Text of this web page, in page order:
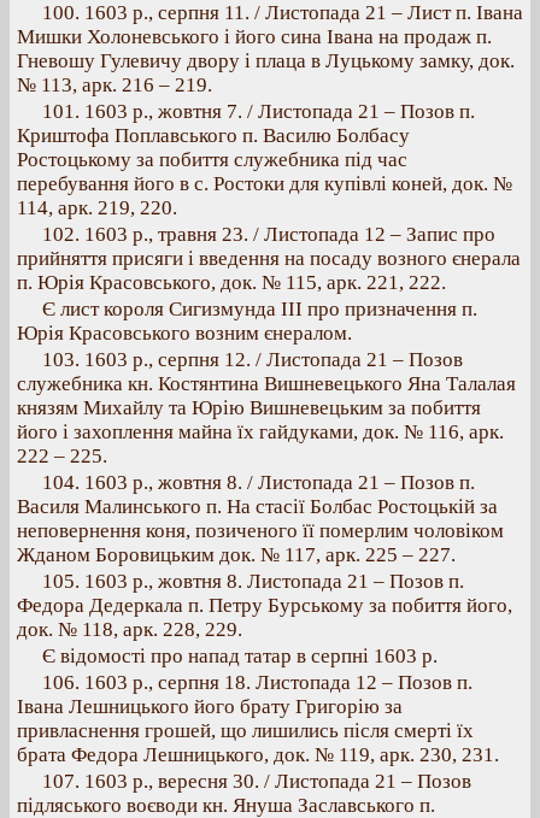
100. 1603 p., серпня 11. / Листопада 21 – Лист п. Івана
Мишки Холоневського і його сина Івана на продаж п.
Гневошу Гулевичу двору і плаца в Луцькому замку, док.
№ 113, арк. 216 – 219.
101. 1603 p., жовтня 7. / Листопада 21 – Позов п.
Криштофа Поплавського п. Василю Болбасу
Ростоцькому за побиття служебника під час
перебування його в с. Ростоки для купівлі коней, док. №
114, арк. 219, 220.
102. 1603 p., травня 23. / Листопада 12 – Запис про
прийняття присяги і введення на посаду возного єнерала
п. Юрія Красовського, док. № 115, арк. 221, 222.
Є лист короля Сигизмунда III про призначення п.
Юрія Красовського возним єнералом.
103. 1603 p., серпня 12. / Листопада 21 – Позов
служебника кн. Костянтина Вишневецького Яна Талалая
князям Михайлу та Юрію Вишневецьким за побиття
його і захоплення майна їх гайдуками, док. № 116, арк.
222 – 225.
104. 1603 p., жовтня 8. / Листопада 21 – Позов п.
Василя Малинського п. На стасії Болбас Ростоцькій за
неповернення коня, позиченого її померлим чоловіком
Жданом Боровицьким док. № 117, арк. 225 – 227.
105. 1603 p., жовтня 8. Листопада 21 – Позов п.
Федора Дедеркала п. Петру Бурському за побиття його,
док. № 118, арк. 228, 229.
Є відомості про напад татар в серпні 1603 р.
106. 1603 p., серпня 18. Листопада 12 – Позов п.
Івана Лешницького його брату Григорію за
привласнення грошей, що лишились після смерті їх
брата Федора Лешницького, док. № 119, арк. 230, 231.
107. 1603 p., вересня 30. / Листопада 21 – Позов
підляського воєводи кн. Януша Заславського п.